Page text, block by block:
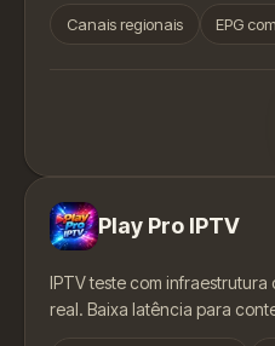
Canais regionais EPG
Play Pro IPTV
IPTV teste com
real. Baixa latência para